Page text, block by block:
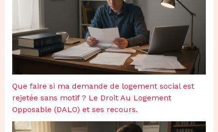
Que faire si ma demande de logement social est
rejetée sans motif ? Le Droit Au Logement
Opposable (DALO) et ses recours.